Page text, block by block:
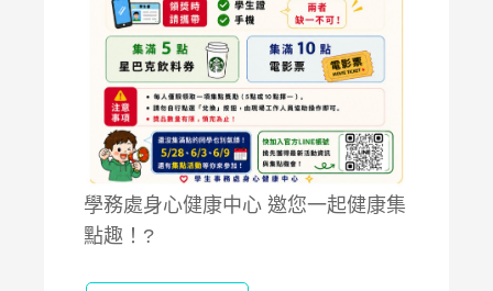
學務處身心健康中心 邀您一起健康集
點趣！?